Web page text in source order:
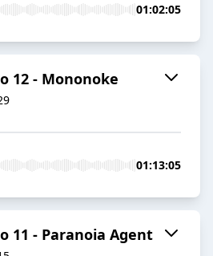
01:02:05
12 - Mononoke
01:13:05
11 - Paranoia Agent